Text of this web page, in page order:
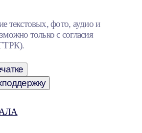
текстовых, фото, аудио и
только с согласия